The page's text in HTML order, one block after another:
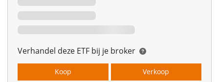
Verhandel deze ETF bij je broker
Koop Verkoop